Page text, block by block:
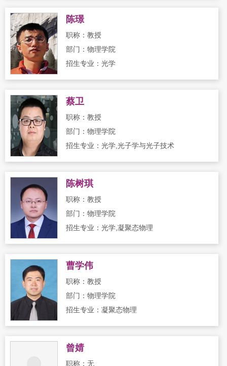
陈璟
职称：教授
部门：物理学院
招生专业：光学
蔡卫
职称：教授
部门：物理学院
招生专业：光学,光子学与光子技术
陈树琪
职称：教授
部门：物理学院
招生专业：光学,凝聚态物理
曹学伟
职称：教授
部门：物理学院
招生专业：凝聚态物理
曾婧
职称：无